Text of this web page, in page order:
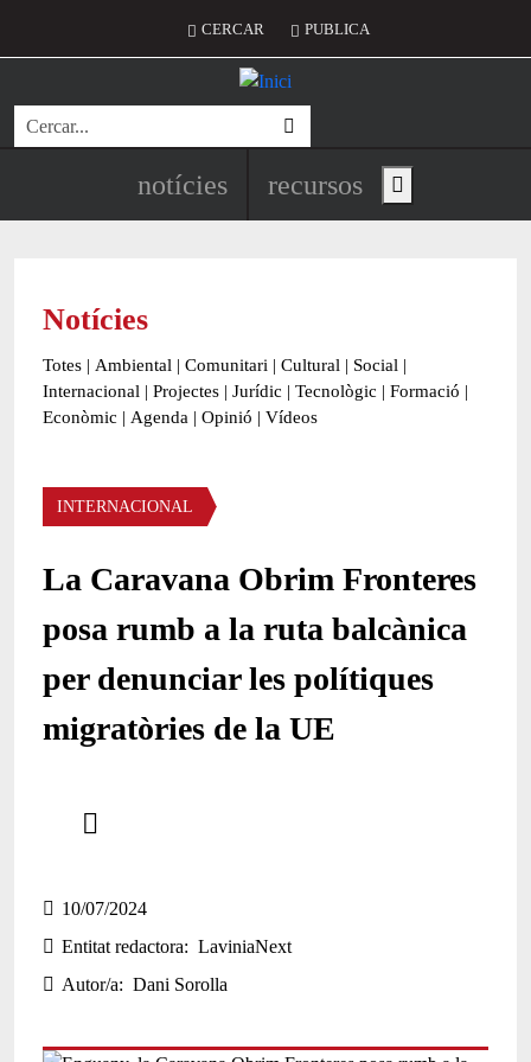
Menú del compte d'usuari
CERCAR PUBLICA
Cerca
Navegació principal de
notícies recursos Show main menu
Notícies
Totes | Ambiental | Comunitari | Cultural | Social |
Internacional | Projectes | Jurídic | Tecnològic | Formació |
Econòmic | Agenda | Opinió | Vídeos
Àmbit de la notícia
INTERNACIONAL
La Caravana Obrim Fronteres
posa rumb a la ruta balcànica
per denunciar les polítiques
migratòries de la UE
10/07/2024
Entitat redactora
LaviniaNext
Autor/a
Dani Sorolla